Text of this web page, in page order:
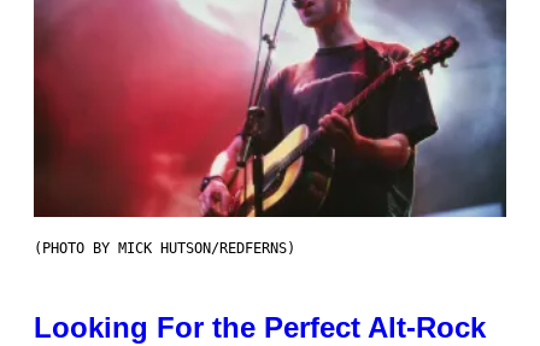
(PHOTO BY MICK HUTSON/REDFERNS)
Looking For the Perfect Alt-Rock